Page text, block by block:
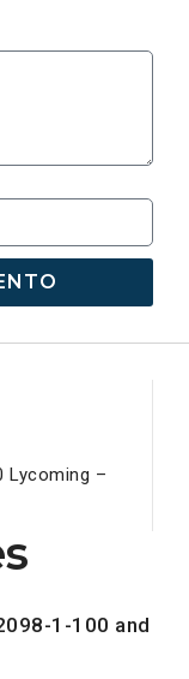
Lycoming –
1-100 and